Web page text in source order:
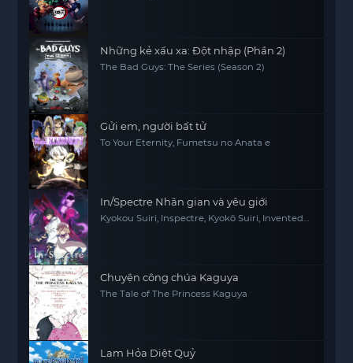
Những kẻ xấu xa: Đột nhập (Phần 2)
The Bad Guys: The Series (Season 2)
Gửi em, người bất tử
To Your Eternity, Fumetsu no Anata e
In/Spectre Nhân gian và yêu giới
Kyokou Suiri, Inspectre, Kyokō Suiri, Invented
Chuyện công chúa Kaguya
The Tale of The Princess Kaguya
Lam Hỏa Diệt Quỷ